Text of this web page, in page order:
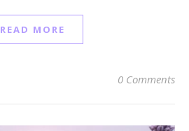
READ MORE
0 Comments